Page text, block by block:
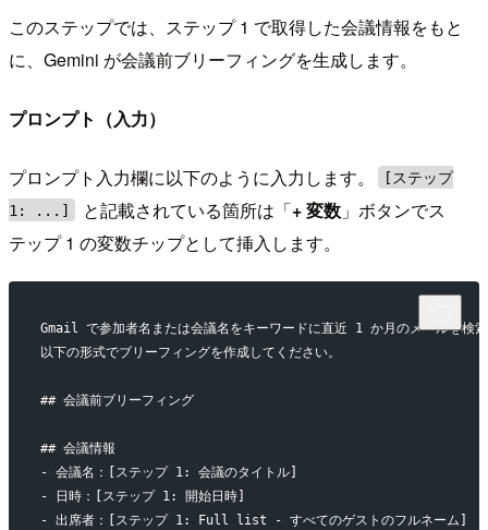
このステップでは、ステップ 1 で取得した会議情報をもと
に、Gemini が会議前ブリーフィングを生成します。
プロンプト（入力）
プロンプト入力欄に以下のように入力します。
[ステップ
1: ...]
と記載されている箇所は「+ 変数 」ボタンでス
テップ 1 の変数チップとして挿入します。
Gmail で参加者名または会議名をキーワードに直近 1 か月のメールを検
以下の形式でブリーフィングを作成してください。
## 会議前ブリーフィング
## 会議情報
- 会議名：[ステップ 1: 会議のタイトル]
- 日時：[ステップ 1: 開始日時]
- 出席者：[ステップ 1: Full list - すべてのゲストのフルネーム]